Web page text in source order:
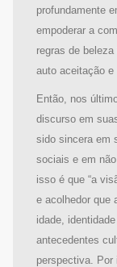
profundamente
empoderar a
regras de
auto aceitação e
Então, nos
discurso em
sido sincera em
sociais e em
isso é que “a
e acolhedor que
idade,
antecedentes
perspectiva.